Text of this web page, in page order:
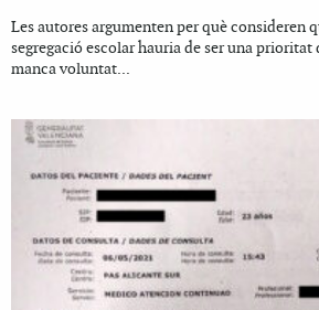
Les autores argumenten per què consideren
segregació escolar hauria de ser una prioritat
manca voluntat...